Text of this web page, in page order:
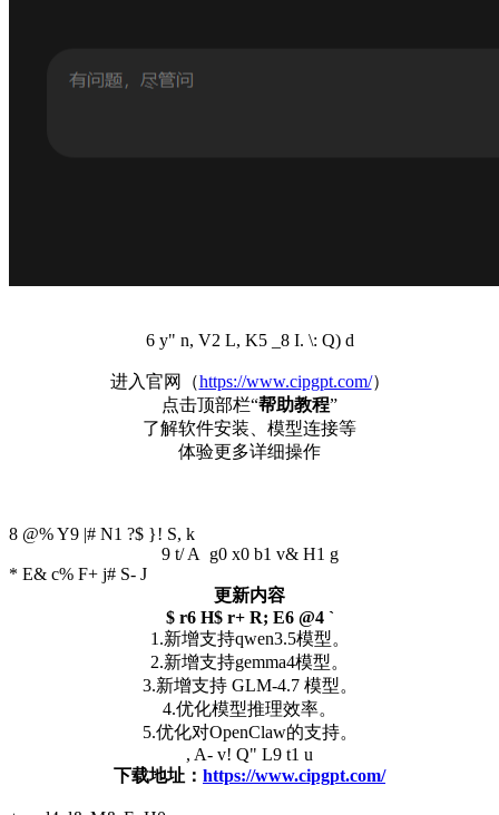
6 y" n, V2 L, K5 _8 I. \: Q) d
进入官网（https://www.cipgpt.com/）
点击顶部栏“帮助教程”
了解软件安装、模型连接等
体验更多详细操作
8 @% Y9 |# N1 ?$ }! S, k
9 t/ A g0 x0 b1 v& H1 g
* E& c% F+ j# S- J
更新内容
$ r6 H$ r+ R; E6 @4 `
1.新增支持qwen3.5模型。
2.新增支持gemma4模型。
3.新增支持 GLM-4.7 模型。
4.优化模型推理效率。
5.优化对OpenClaw的支持。
, A- v! Q" L9 t1 u
下载地址： https://www.cipgpt.com/